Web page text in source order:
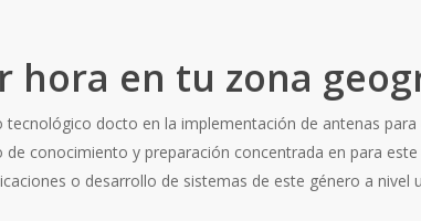
hora en tu zona
docto en la implementación de antenas para
conocimiento y preparación concentrada en para
o desarrollo de sistemas de este género a nivel